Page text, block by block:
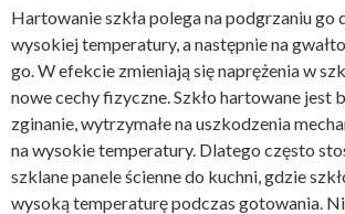
Hartowanie szkła polega na podgrzaniu go
wysokiej temperatury, a następnie na
go. W efekcie zmieniają się naprężenia w
nowe cechy fizyczne. Szkło hartowane jest
zginanie, wytrzymałe na uszkodzenia
na wysokie temperatury. Dlatego często
szklane panele ścienne do kuchni, gdzie
wysoką temperaturę podczas gotowania.